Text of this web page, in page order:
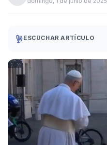
ESCUCHAR ARTÍCULO